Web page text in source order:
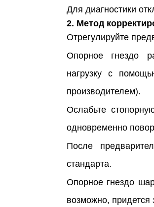
Для диагностики
2. Метод
Отрегулируйте
Опорное гнездо
нагрузку с
производителем).
Ослабьте
одновременно
После
стандарта.
Опорное гнездо
возможно, придется